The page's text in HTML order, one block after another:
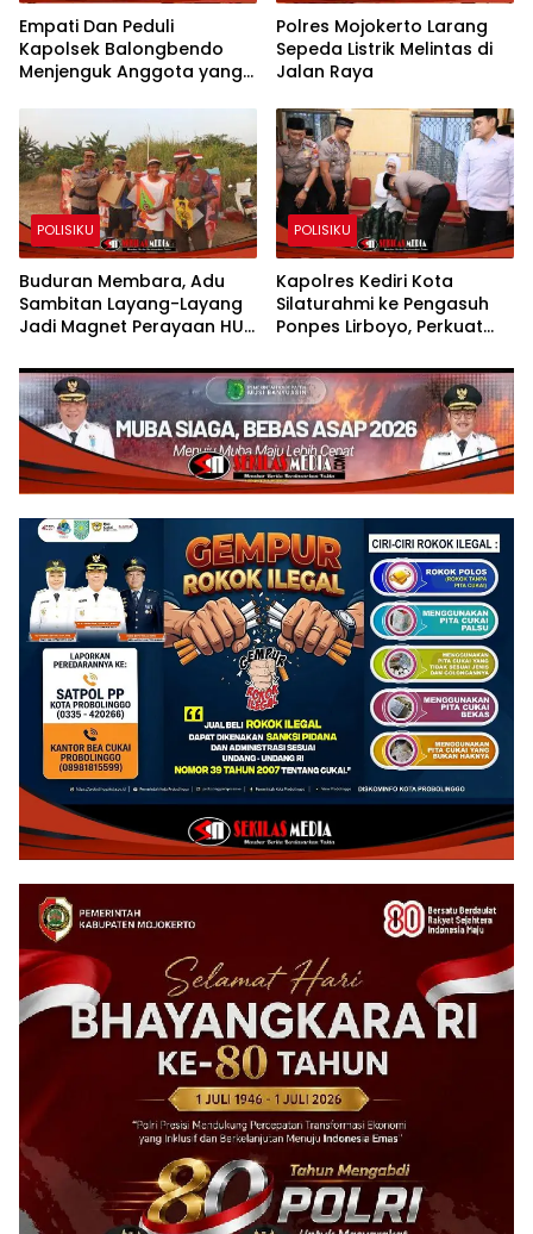
Empati Dan Peduli
Kapolsek Balongbendo
Menjenguk Anggota yang
Polres Mojokerto Larang
Sepeda Listrik Melintas di
Jalan Raya
POLISIKU
Buduran Membara, Adu
Sambitan Layang-Layang
Jadi Magnet Perayaan HUT
POLISIKU
Kapolres Kediri Kota
Silaturahmi ke Pengasuh
Ponpes Lirboyo, Perkuat